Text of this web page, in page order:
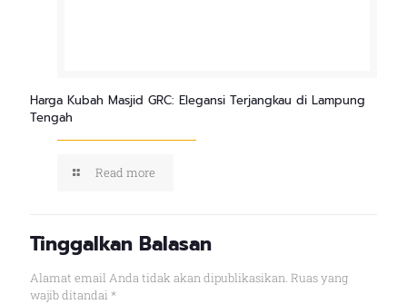
Harga Kubah Masjid GRC: Elegansi Terjangkau di Lampung
Tengah
Read more
Tinggalkan Balasan
Alamat email Anda tidak akan dipublikasikan. Ruas yang
wajib ditandai *